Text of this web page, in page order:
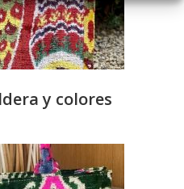
y colores